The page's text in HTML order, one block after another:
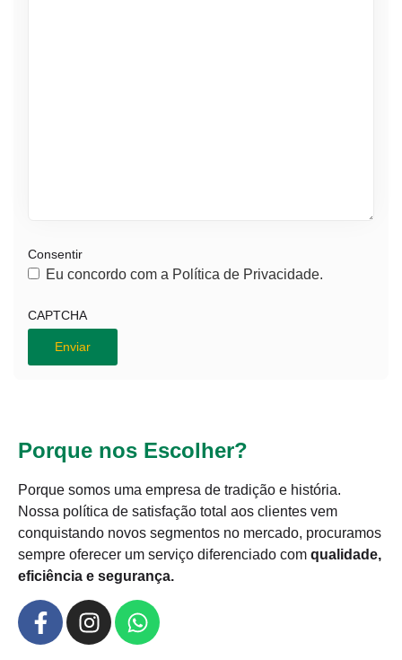
Consentir
Eu concordo com a Política de Privacidade.
CAPTCHA
Porque nos Escolher?
Porque somos uma empresa de tradição e história.
Nossa política de satisfação total aos clientes vem
conquistando novos segmentos no mercado, procuramos
sempre oferecer um serviço diferenciado com qualidade,
eficiência e segurança.